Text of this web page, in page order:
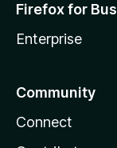
Firefox for
Enterprise
Community
Connect